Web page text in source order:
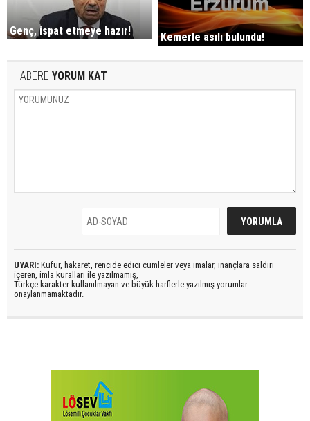
Genç, ispat etmeye hazır! Kemerle asılı bulundu!
HABERE YORUM KAT
UYARI: Küfür, hakaret, rencide edici cümleler veya imalar, inançlara saldırı
içeren, imla kuralları ile yazılmamış,
Türkçe karakter kullanılmayan ve büyük harflerle yazılmış yorumlar
onaylanmamaktadır.